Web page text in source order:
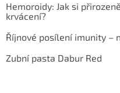
Hemoroidy: Jak si
krvácení?
Říjnové posílení imunity –
Zubní pasta Dabur Red